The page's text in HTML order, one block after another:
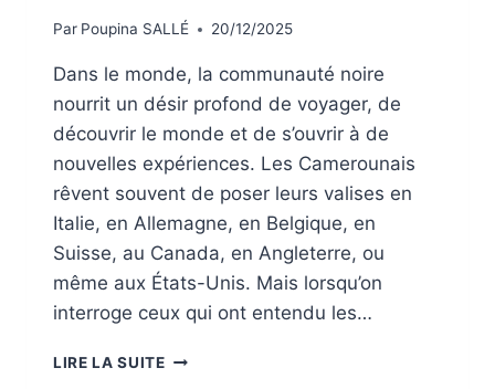
Par Poupina SALLÉ 20/12/2025
Dans le monde, la communauté noire
nourrit un désir profond de voyager, de
découvrir le monde et de s’ouvrir à de
nouvelles expériences. Les Camerounais
rêvent souvent de poser leurs valises en
Italie, en Allemagne, en Belgique, en
Suisse, au Canada, en Angleterre, ou
même aux États-Unis. Mais lorsqu’on
interroge ceux qui ont entendu les…
LIRE LA SUITE